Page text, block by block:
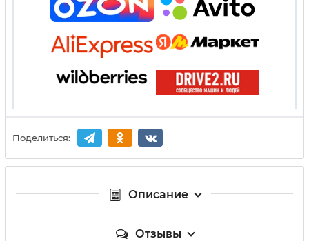
Поделиться:
Описание
Отзывы